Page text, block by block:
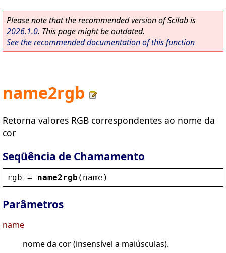
Please note that the recommended version of Scilab is
2026.1.0. This page might be outdated.
See the recommended documentation of this function
name2rgb
Retorna valores RGB correspondentes ao nome da
cor
Seqüência de Chamamento
rgb = name2rgb ( name )
Parâmetros
name
nome da cor (insensível a maiúsculas).